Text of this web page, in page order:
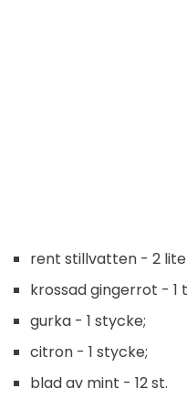
rent stillvatten - 2
krossad gingerrot - 1
gurka - 1 stycke;
citron - 1 stycke;
blad av mint - 12 st.